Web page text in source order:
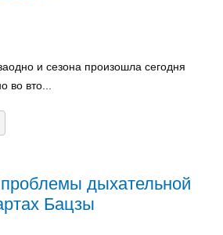
и сезона произошла сегодня
во вто...
дыхательной
Бацзы